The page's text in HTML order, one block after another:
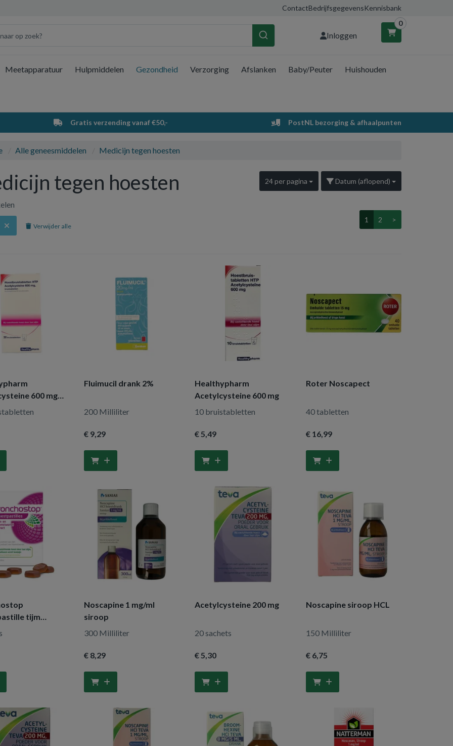
ContactBedrijfsgegevensKennisbank
Inloggen
0
Winkelwagen
Uw winkelwagen is leeg.
Vul hem met producten.
Meetapparatuur Hulpmiddelen Gezondheid Verzorging Afslanken Baby/Peuter Huishouden
Gratis verzending vanaf €50,- PostNL bezorging & afhaalpunten
Alle geneesmiddelen Medicijn tegen hoesten
tegen hoesten Datum (aflopend)
24 per pagina
Verwijder alle
1 2 >
600 mg
Fluimucil drank 2%
200 Milliliter
€ 9,29
Healthypharm
Acetylcysteine 600 mg
10 bruistabletten
€ 5,49
Roter Noscapect
40 tabletten
€ 16,99
tijm
Noscapine 1 mg/ml
siroop
300 Milliliter
€ 8,29
Acetylcysteine 200 mg
20 sachets
€ 5 ,30
Noscapine siroop HCL
150 Milliliter
€ 6,75